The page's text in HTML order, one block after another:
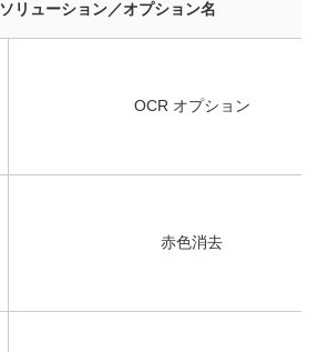
ソリューション／オプション名
OCR オプション
赤色消去